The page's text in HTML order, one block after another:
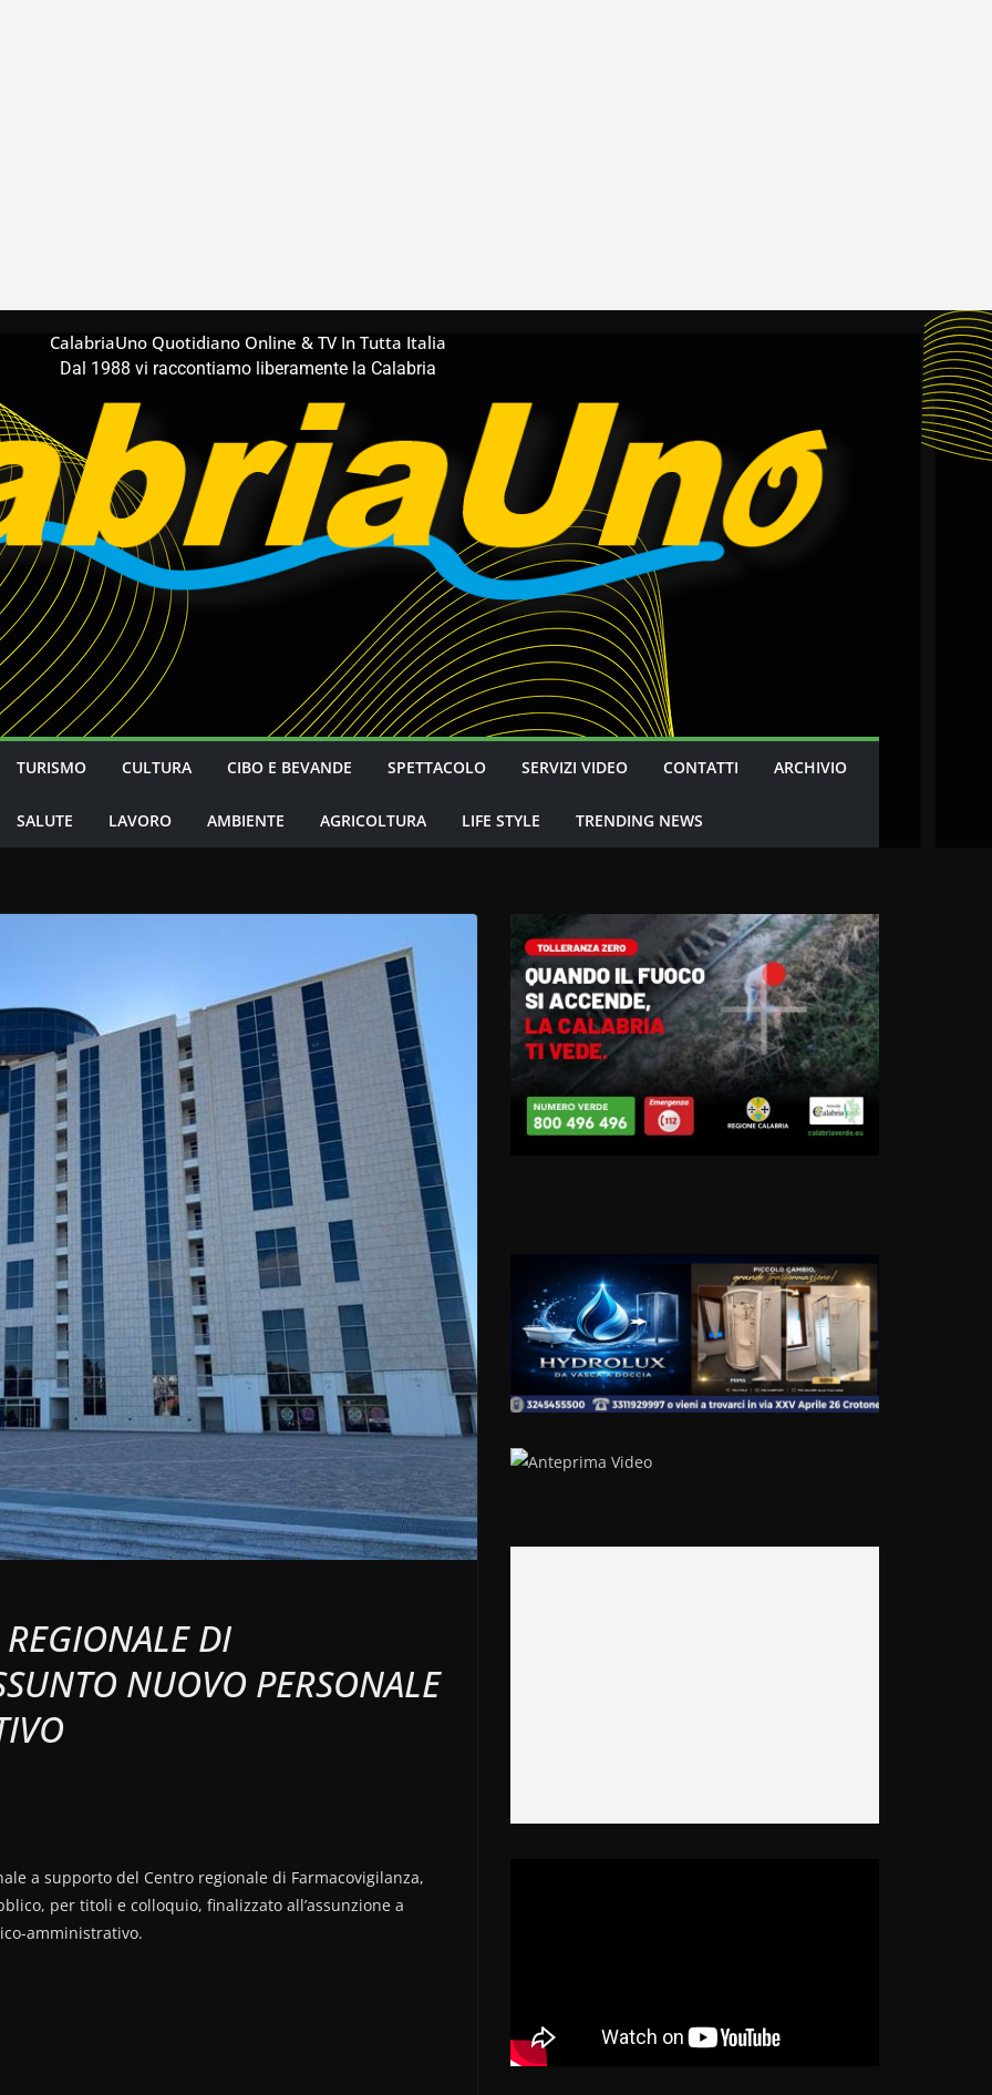
CalabriaUno Quotidiano Online & TV In Tutta Italia
Dal 1988 vi raccontiamo liberamente la Calabria
TURISMO CULTURA CIBO E BEVANDE SPETTACOLO SERVIZI VIDEO CONTATTI ARCHIVIO
SALUTE LAVORO AMBIENTE AGRICOLTURA LIFE STYLE TRENDING NEWS
DI
NUOVO PERSONALE
a supporto del Centro regionale di Farmacovigilanza,
per titoli e colloquio, finalizzato all’assunzione a
amministrativo.